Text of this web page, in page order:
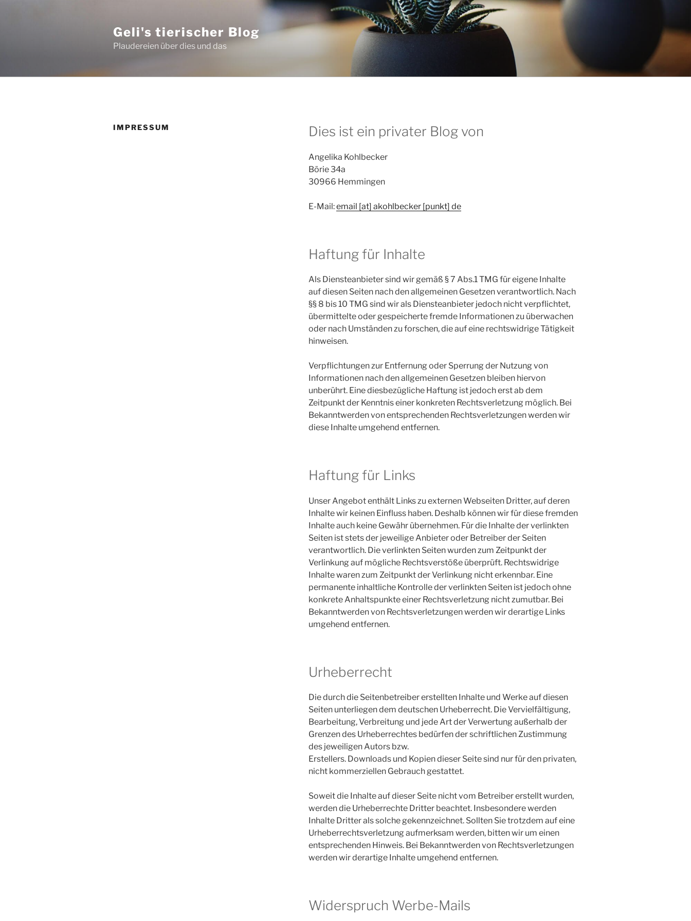
Geli's tierischer Blog
Plaudereien über dies und das
IMPRESSUM Dies ist ein privater Blog von
Angelika Kohlbecker
Börie 34a
30966 Hemmingen
E-Mail:email [at] akohlbecker [punkt] de
Haftung für Inhalte
Als Diensteanbieter sind wir gemäß § 7 Abs.1 TMG für eigene Inhalte
auf diesen Seiten nach den allgemeinen Gesetzen verantwortlich. Nach
§§ 8 bis 10 TMG sind wir als Diensteanbieter jedoch nicht verpflichtet,
übermittelte oder gespeicherte fremde Informationen zu überwachen
oder nach Umständen zu forschen, die auf eine rechtswidrige Tätigkeit
hinweisen.
Verpflichtungen zur Entfernung oder Sperrung der Nutzung von
Informationen nach den allgemeinen Gesetzen bleiben hiervon
unberührt. Eine diesbezügliche Haftung ist jedoch erst ab dem
Zeitpunkt der Kenntnis einer konkreten Rechtsverletzung möglich. Bei
Bekanntwerden von entsprechenden Rechtsverletzungen werden wir
diese Inhalte umgehend entfernen.
Haftung für Links
Unser Angebot enthält Links zu externen Webseiten Dritter, auf deren
Inhalte wir keinen Einfluss haben. Deshalb können wir für diese fremden
Inhalte auch keine Gewähr übernehmen. Für die Inhalte der verlinkten
Seiten ist stets der jeweilige Anbieter oder Betreiber der Seiten
verantwortlich. Die verlinkten Seiten wurden zum Zeitpunkt der
Verlinkung auf mögliche Rechtsverstöße überprüft. Rechtswidrige
Inhalte waren zum Zeitpunkt der Verlinkung nicht erkennbar. Eine
permanente inhaltliche Kontrolle der verlinkten Seiten ist jedoch ohne
konkrete Anhaltspunkte einer Rechtsverletzung nicht zumutbar. Bei
Bekanntwerden von Rechtsverletzungen werden wir derartige Links
umgehend entfernen.
Urheberrecht
Die durch die Seitenbetreiber erstellten Inhalte und Werke auf diesen
Seiten unterliegen dem deutschen Urheberrecht. Die Vervielfältigung,
Bearbeitung, Verbreitung und jede Art der Verwertung außerhalb der
Grenzen des Urheberrechtes bedürfen der schriftlichen Zustimmung
des jeweiligen Autors bzw.
Erstellers. Downloads und Kopien dieser Seite sind nur für den privaten,
nicht kommerziellen Gebrauch gestattet.
Soweit die Inhalte auf dieser Seite nicht vom Betreiber erstellt wurden,
werden die Urheberrechte Dritter beachtet. Insbesondere werden
Inhalte Dritter als solche gekennzeichnet. Sollten Sie trotzdem auf eine
Urheberrechtsverletzung aufmerksam werden, bitten wir um einen
entsprechenden Hinweis. Bei Bekanntwerden von Rechtsverletzungen
werden wir derartige Inhalte umgehend entfernen.
Widerspruch Werbe-Mails